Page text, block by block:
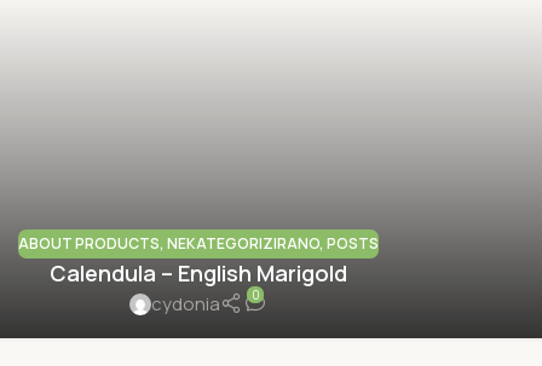
ABOUT PRODUCTS, NEKATEGORIZIRANO, POSTS
Calendula – English Marigold
cydonia 0